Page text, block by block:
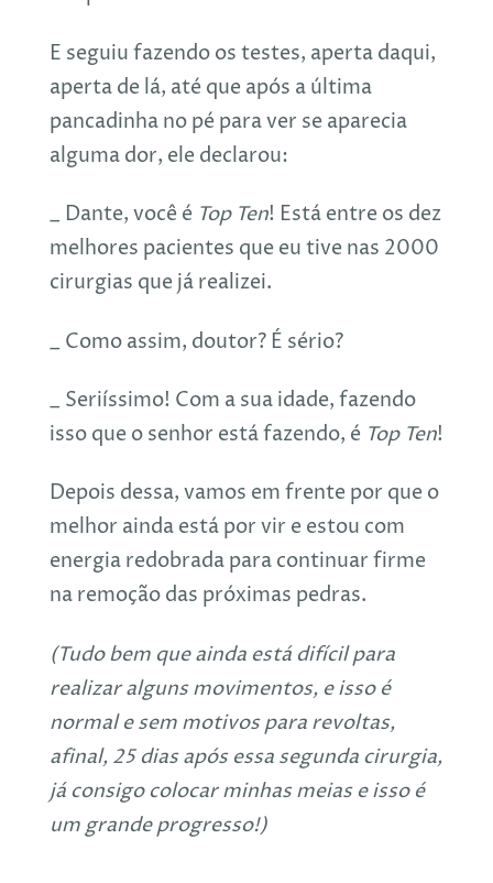
E seguiu fazendo os testes, aperta daqui,
aperta de lá, até que após a última
pancadinha no pé para ver se aparecia
alguma dor, ele declarou:
_ Dante, você é Top Ten! Está entre os dez
melhores pacientes que eu tive nas 2000
cirurgias que já realizei.
_ Como assim, doutor? É sério?
_ Seriíssimo! Com a sua idade, fazendo
isso que o senhor está fazendo, é Top Ten!
Depois dessa, vamos em frente por que o
melhor ainda está por vir e estou com
energia redobrada para continuar firme
na remoção das próximas pedras.
(Tudo bem que ainda está difícil para
realizar alguns movimentos, e isso é
normal e sem motivos para revoltas,
afinal, 25 dias após essa segunda cirurgia,
já consigo colocar minhas meias e isso é
um grande progresso!)